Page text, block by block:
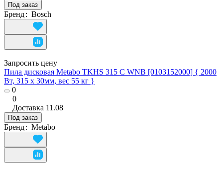
Под заказ
Бренд: Bosch
Запросить цену
Пила дисковая Metabo TKHS 315 C WNB [0103152000] { 2000
Вт, 315 х 30мм, вес 55 кг }
0
0
Доставка 11.08
Под заказ
Бренд: Metabo